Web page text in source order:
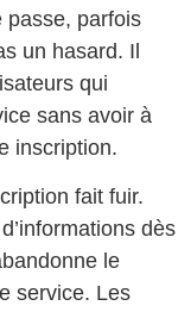
passe, parfois
un hasard. Il
qui
sans avoir à
inscription.
fait fuir.
dès
le
service. Les